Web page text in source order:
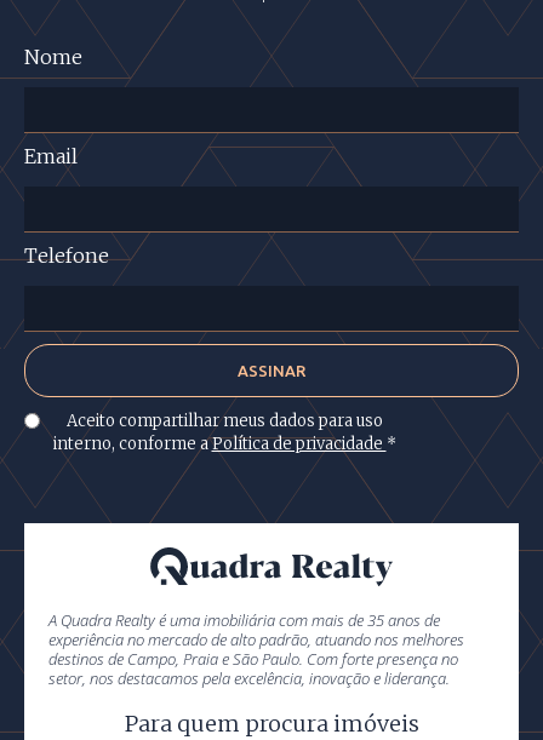
Nome
Email
Telefone
Aceito compartilhar meus dados para uso
interno, conforme aPolítica de privacidade *
A Quadra Realty é uma imobiliária com mais de 35 anos de
experiência no mercado de alto padrão, atuando nos melhores
destinos de Campo, Praia e São Paulo. Com forte presença no
setor, nos destacamos pela excelência, inovação e liderança.
Para quem procura imóveis